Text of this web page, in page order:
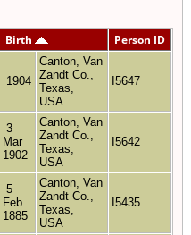
Birth Person ID
1904
Canton, Van
Zandt Co.,
Texas,
USA
I5647
3
Mar
1902
Canton, Van
Zandt Co.,
Texas,
USA
I5642
5
Feb
1885
Canton, Van
Zandt Co.,
Texas,
USA
I5435